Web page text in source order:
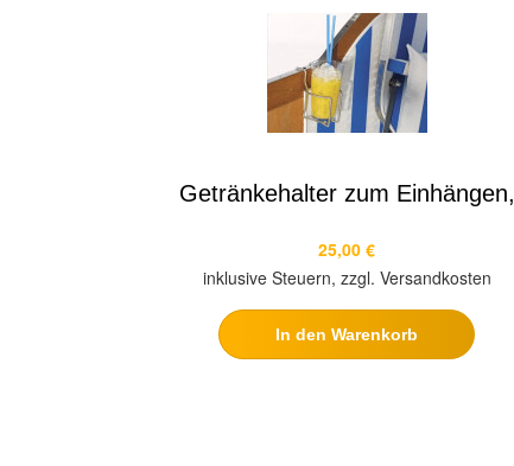
Getränkehalter zum Einhängen,
25,00 €
inklusive Steuern, zzgl. Versandkosten
In den Warenkorb